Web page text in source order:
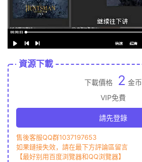
資源下載
下載價格 2 金币
VIP免費
請先登錄
售後客服QQ群1037197653
如果鏈接失效，請在最下方評論區留言
【最好别用百度浏覽器和QQ浏覽器】